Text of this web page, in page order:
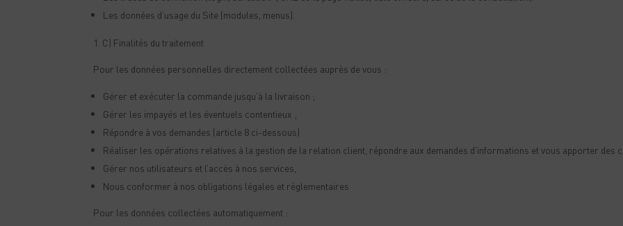
Les données d’usage du Site (modules, menus).
C) Finalités du traitement
Pour les données personnelles directement collectées auprès de vous :
Gérer et exécuter la commande jusqu’à la livraison ;
Gérer les impayés et les éventuels contentieux ;
Répondre à vos demandes (article 8 ci-dessous)
Réaliser les opérations relatives à la gestion de la relation client, répondre aux demandes d’informations et vous apporter des
Gérer nos utilisateurs et l’accès à nos services,
Nous conformer à nos obligations légales et règlementaires
Pour les données collectées automatiquement :